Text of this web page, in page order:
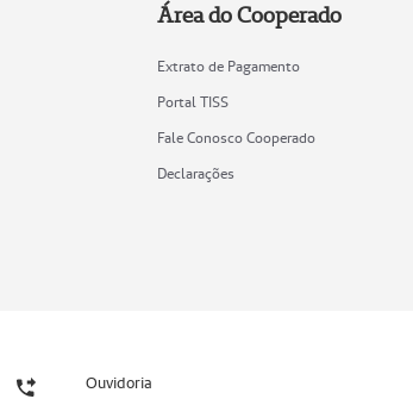
Área do Cooperado
Extrato de Pagamento
Portal TISS
Fale Conosco Cooperado
Declarações
Ouvidoria